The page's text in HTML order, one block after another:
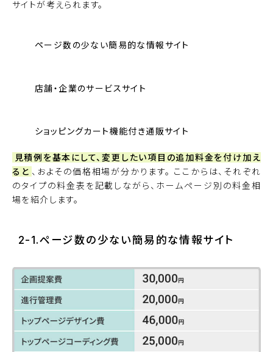
サイトが考えられます。
ページ数の少ない簡易的な情報サイト
店舗・企業のサービスサイト
ショッピングカート機能付き通販サイト
見積例を基本にして、変更したい項目の追加料金を付け加え
ると 、およその価格相場が分かります。 ここからは、それぞれ
のタイプの料金表を記載しながら、ホームページ別の料金相
場を紹介します。
2-1.ページ数の少ない簡易的な情報サイト